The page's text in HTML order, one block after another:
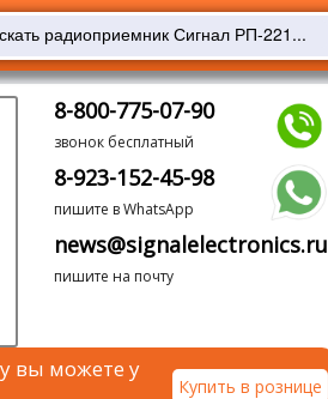
8-800-775-07-90
звонок бесплатный
8-923-152-45-98
пишите в WhatsApp
news@signalelectronics.ru
пишите на почту
вы можете у
Купить в рознице